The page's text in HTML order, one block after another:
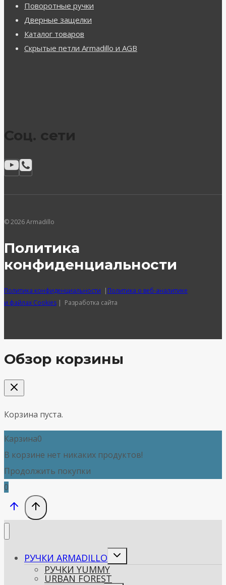
Поворотные ручки
Дверные защелки
Каталог товаров
Скрытые петли Armadillo и AGB
Соц. сети
© 2026 Armadillo
Политика
конфиденциальности
Политика конфиденциальности | Политика о веб-аналитике
и файлах Cookies | Разработка сайта
Обзор корзины
Корзина пуста.
Карзина0
В корзине нет никаких продуктов!
Продолжить покупки
0
РУЧКИ ARMADILLO
Переключить
дочернее
меню
РУЧКИ YUMMY
URBAN FOREST